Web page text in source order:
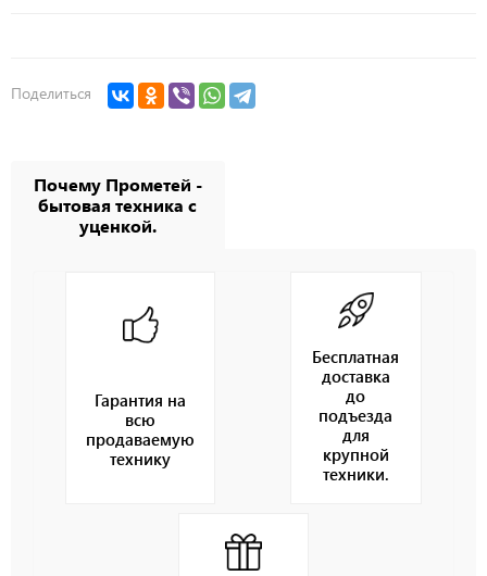
Поделиться
Почему Прометей -
бытовая техника с
уценкой.
Гарантия на
всю
продаваемую
технику
Бесплатная
доставка
до
подъезда
для
крупной
техники.